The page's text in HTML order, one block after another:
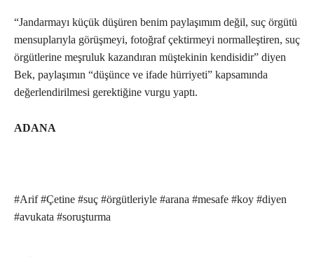
“Jandarmayı küçük düşüren benim paylaşımım değil, suç örgütü
mensuplarıyla görüşmeyi, fotoğraf çektirmeyi normalleştiren, suç
örgütlerine meşruluk kazandıran müştekinin kendisidir” diyen
Bek, paylaşımın “düşünce ve ifade hürriyeti” kapsamında
değerlendirilmesi gerektiğine vurgu yaptı.
ADANA
#Arif #Çetine #suç #örgütleriyle #arana #mesafe #koy #diyen
#avukata #soruşturma